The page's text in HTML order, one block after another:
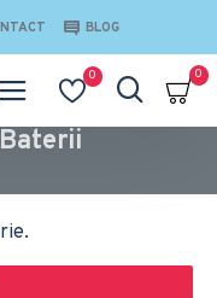
BLOG
0 0